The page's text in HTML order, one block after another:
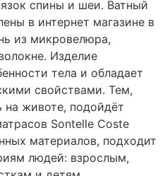
спины и шеи. Ватный
в интернет магазине в
из микровелюра,
Изделие
тела и обладает
свойствами. Тем,
на животе, подойдёт
Sontelle Coste
материалов, подходит
людей: взрослым,